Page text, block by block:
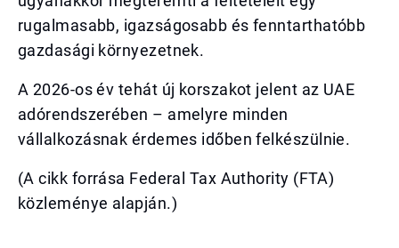
rugalmasabb, igazságosabb és fenntarthatóbb
gazdasági környezetnek.
A 2026-os év tehát új korszakot jelent az UAE
adórendszerében – amelyre minden
vállalkozásnak érdemes időben felkészülnie.
(A cikk forrása Federal Tax Authority (FTA)
közleménye alapján.)